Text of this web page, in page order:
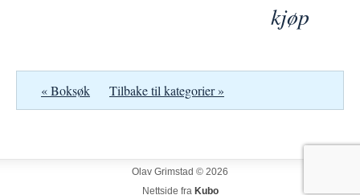
kjøp
« Boksøk Tilbake til kategorier »
Olav Grimstad © 2026
Nettside fra Kubo